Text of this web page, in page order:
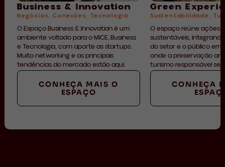
Business & Innovation
Negócios, Conexões, Tecnologia
O Espaço Business & Innovation é um
ambiente voltado para o MICE, Business
e Tecnologia, com aporte as startups.
Muito networking e as principais
tendências do mercado estão aqui.
CONHEÇA MAIS O
ESPAÇO
Green
Sustentabilidade,
O espaço reúne ações
sustentáveis,
do setor e o público em
onde a preservação
turismo responsável
CONHEÇA